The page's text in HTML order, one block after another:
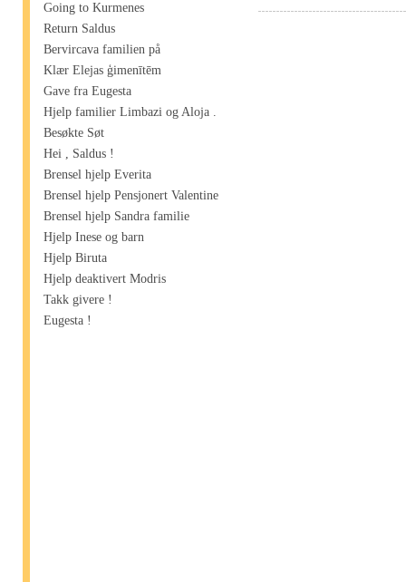
Going to Kurmenes
Return Saldus
Bervircava familien på
Klær Elejas ģimenītēm
Gave fra Eugesta
Hjelp familier Limbazi og Aloja .
Besøkte Søt
Hei , Saldus !
Brensel hjelp Everita
Brensel hjelp Pensjonert Valentine
Brensel hjelp Sandra familie
Hjelp Inese og barn
Hjelp Biruta
Hjelp deaktivert Modris
Takk givere !
Eugesta !